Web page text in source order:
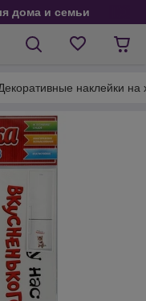
дома и семьи
наклейки на